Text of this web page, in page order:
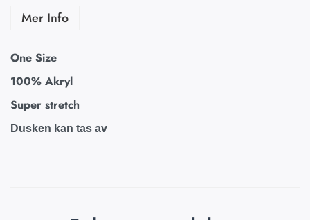
Mer Info
One Size
100% Akryl
Super stretch
Dusken kan tas av